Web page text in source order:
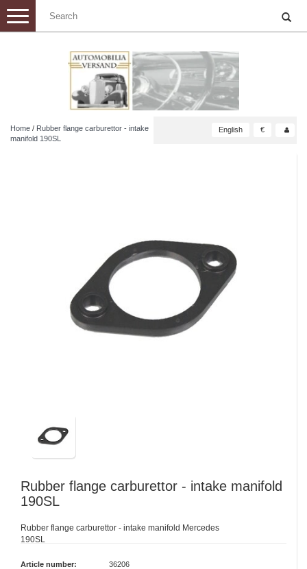
Toggle
navigation
Home / Rubber flange carburettor - intake
manifold 190SL
English €
Rubber flange carburettor - intake manifold
190SL
Rubber flange carburettor - intake manifold Mercedes
190SL
Article number:
36206